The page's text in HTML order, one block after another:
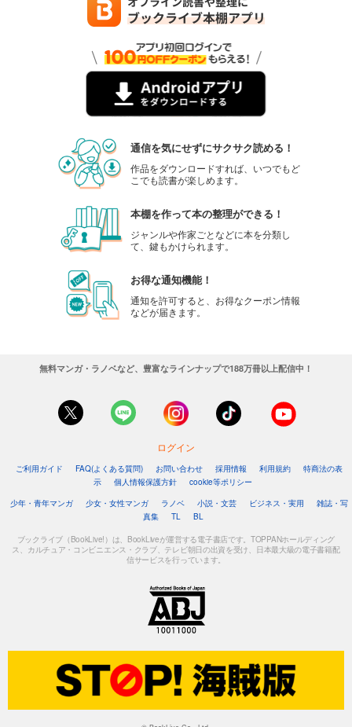
通信を気にせずにサクサク読める！
作品をダウンロードすれば、いつでもど
こでも読書が楽しめます。
本棚を作って本の整理ができる！
ジャンルや作家ごとなどに本を分類し
て、鍵もかけられます。
お得な通知機能！
通知を許可すると、お得なクーポン情報
などが届きます。
無料マンガ・ラノベなど、豊富なラインナップで188万冊以上配信中！
ログイン
ご利用ガイド FAQ(よくある質問) お問い合わせ 採用情報 利用規約
特商法の表
示
個人情報保護方針
cookie等ポリシー
少年・青年マンガ
少女・女性マンガ ラノベ 小説・文芸 ビジネス・実用
雑誌・写
真集
TL BL
ブックライブ（BookLive!）は、BookLiveが運営する電子書店です。TOPPANホールディング
ス、カルチュア・コンビニエンス・クラブ、テレビ朝日の出資を受け、日本最大級の電子書籍配
信サービスを行っています。